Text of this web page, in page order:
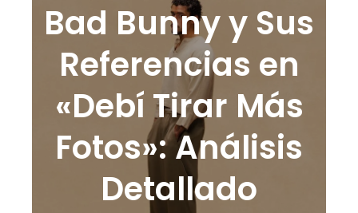
Bad Bunny y Sus
Referencias en
«Debí Tirar Más
Fotos»: Análisis
Detallado